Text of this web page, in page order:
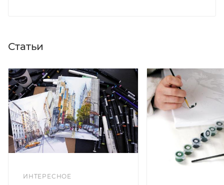
Статьи
ИНТЕРЕСНОЕ